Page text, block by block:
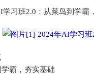
学习班2.0：从菜鸟到学霸
学霸，夯实基础